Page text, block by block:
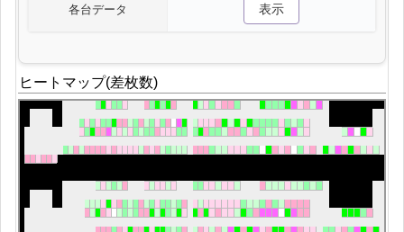
各台データ 表示
ヒートマップ(差枚数)